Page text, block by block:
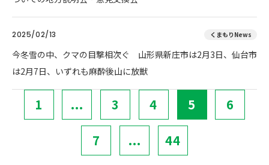
2025/02/13 くまもりNews
今冬雪の中、クマの目撃相次ぐ 山形県新庄市は2月3日、仙台市
は2月7日、いずれも麻酔後山に放獣
1 ... 3 4 5 6
7 ... 44